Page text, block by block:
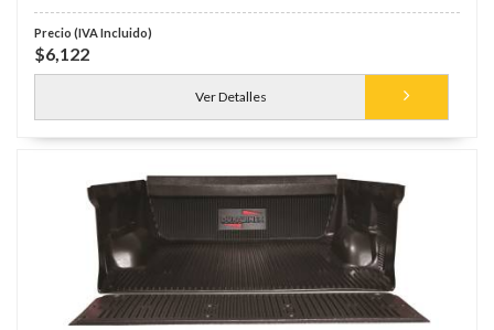
$6,122
Ver Detalles